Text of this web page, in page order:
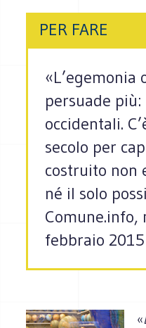
PER FARE
«L’egemonia
persuade
occidentali.
secolo per
costruito non
né il solo
Comune.info,
febbraio 2015
«